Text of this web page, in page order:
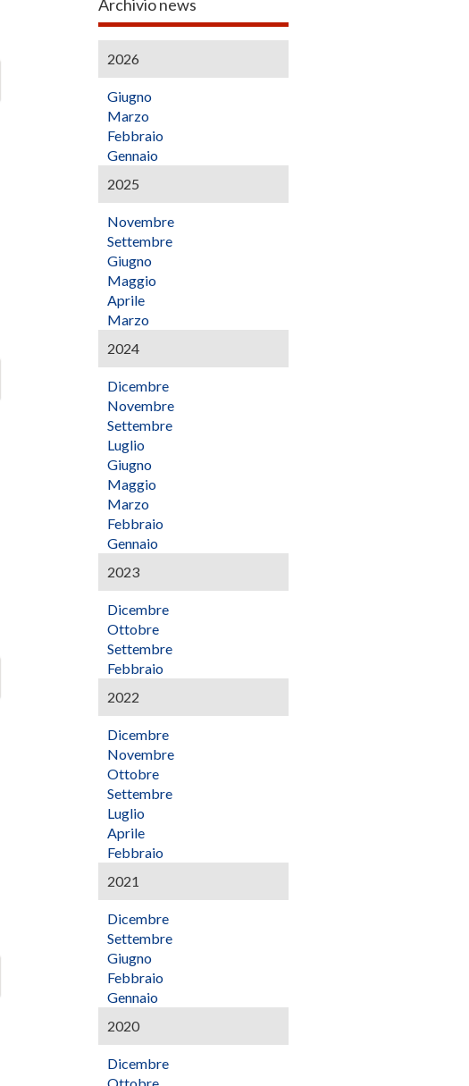
Archivio news
2026
Giugno
Marzo
Febbraio
Gennaio
2025
Novembre
Settembre
Giugno
Maggio
Aprile
Marzo
2024
Dicembre
Novembre
Settembre
Luglio
Giugno
Maggio
Marzo
Febbraio
Gennaio
2023
Dicembre
Ottobre
Settembre
Febbraio
2022
Dicembre
Novembre
Ottobre
Settembre
Luglio
Aprile
Febbraio
2021
Dicembre
Settembre
Giugno
Febbraio
Gennaio
2020
Dicembre